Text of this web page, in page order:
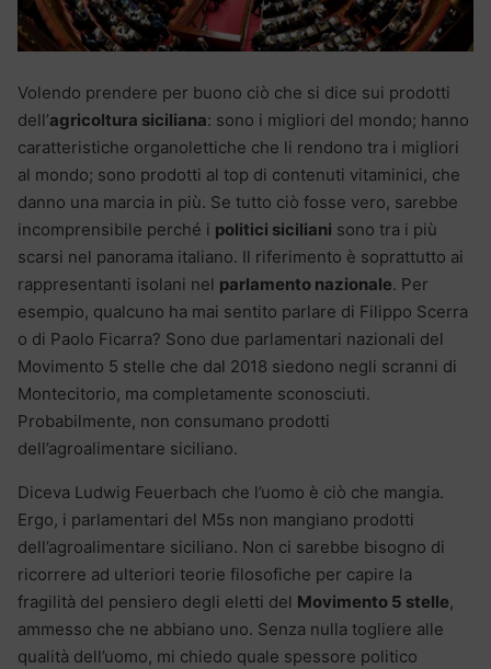
Volendo prendere per buono ciò che si dice sui prodotti
dell’agricoltura siciliana: sono i migliori del mondo; hanno
caratteristiche organolettiche che li rendono tra i migliori
al mondo; sono prodotti al top di contenuti vitaminici, che
danno una marcia in più. Se tutto ciò fosse vero, sarebbe
incomprensibile perché i politici siciliani sono tra i più
scarsi nel panorama italiano. Il riferimento è soprattutto ai
rappresentanti isolani nel parlamento nazionale. Per
esempio, qualcuno ha mai sentito parlare di Filippo Scerra
o di Paolo Ficarra? Sono due parlamentari nazionali del
Movimento 5 stelle che dal 2018 siedono negli scranni di
Montecitorio, ma completamente sconosciuti.
Probabilmente, non consumano prodotti
dell’agroalimentare siciliano.
Diceva Ludwig Feuerbach che l’uomo è ciò che mangia.
Ergo, i parlamentari del M5s non mangiano prodotti
dell’agroalimentare siciliano. Non ci sarebbe bisogno di
ricorrere ad ulteriori teorie filosofiche per capire la
fragilità del pensiero degli eletti del Movimento 5 stelle,
ammesso che ne abbiano uno. Senza nulla togliere alle
qualità dell’uomo, mi chiedo quale spessore politico